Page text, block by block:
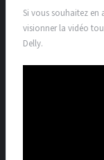
Si vous souhaitez en
visionner la vidéo
Delly.